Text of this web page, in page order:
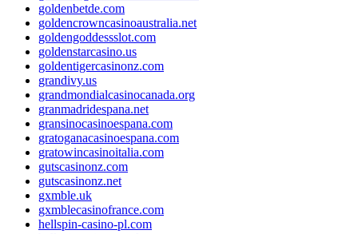
goldenbetde.com
goldencrowncasinoaustralia.net
goldengoddessslot.com
goldenstarcasino.us
goldentigercasinonz.com
grandivy.us
grandmondialcasinocanada.org
granmadridespana.net
gransinocasinoespana.com
gratoganacasinoespana.com
gratowincasinoitalia.com
gutscasinonz.com
gutscasinonz.net
gxmble.uk
gxmblecasinofrance.com
hellspin-casino-pl.com